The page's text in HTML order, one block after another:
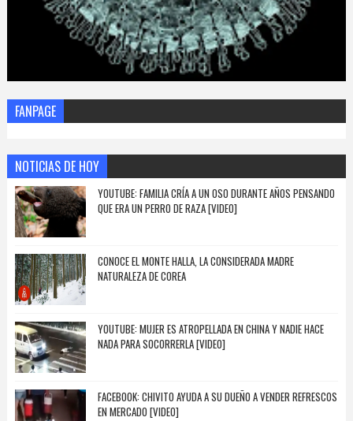
FANPAGE
NOTICIAS DE HOY
YOUTUBE: FAMILIA CRÍA A UN OSO DURANTE AÑOS PENSANDO
QUE ERA UN PERRO DE RAZA [VIDEO]
CONOCE EL MONTE HALLA, LA CONSIDERADA MADRE
NATURALEZA DE COREA
YOUTUBE: MUJER ES ATROPELLADA EN CHINA Y NADIE HACE
NADA PARA SOCORRERLA [VIDEO]
FACEBOOK: CHIVITO AYUDA A SU DUEÑO A VENDER REFRESCOS
EN MERCADO [VIDEO]